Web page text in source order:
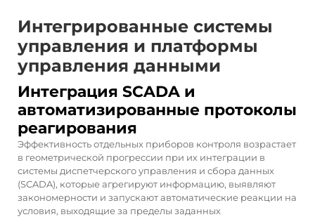
Интегрированные системы
управления и платформы
управления данными
Интеграция SCADA и
автоматизированные протоколы
реагирования
Эффективность отдельных приборов контроля возрастает
в геометрической прогрессии при их интеграции в
системы диспетчерского управления и сбора данных
(SCADA), которые агрегируют информацию, выявляют
закономерности и запускают автоматические реакции на
условия, выходящие за пределы заданных